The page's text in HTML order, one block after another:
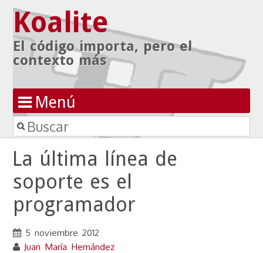
Koalite
El código importa, pero el
contexto más
Menú
Ir al contenido
Buscar
La última línea de
soporte es el
programador
5 noviembre 2012
Juan María Hernández